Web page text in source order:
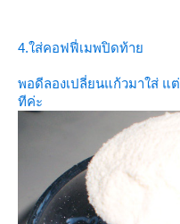
4.ใส่คอฟฟี่เมพปิดท้า
พอดีลองเปลี่ยนแก้วมาใส่ แ
ทีค่ะ